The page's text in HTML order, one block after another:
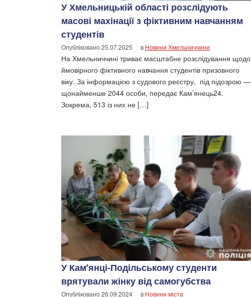
У Хмельницькій області розслідують
масові махінації з фіктивним навчанням
студентів
Опубліковано25.07.2025 в Новини Хмельниччини
На Хмельниччині триває масштабне розслідування щодо
ймовірного фіктивного навчання студентів призовного
віку. За інформацією з судового реєстру, під підозрою —
щонайменше 2044 особи, передає Кам’янець24.
Зокрема, 513 із них не […]
У Кам’янці-Подільському студенти
врятували жінку від самогубства
Опубліковано26.09.2024 в Новини міста